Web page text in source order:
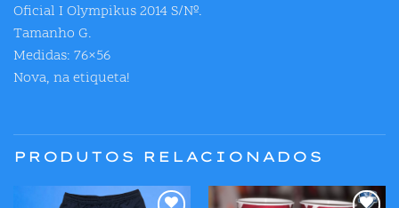
Oficial I Olympikus 2014 S/Nº.
Tamanho G.
Medidas: 76×56
Nova, na etiqueta!
PRODUTOS RELACIONADOS